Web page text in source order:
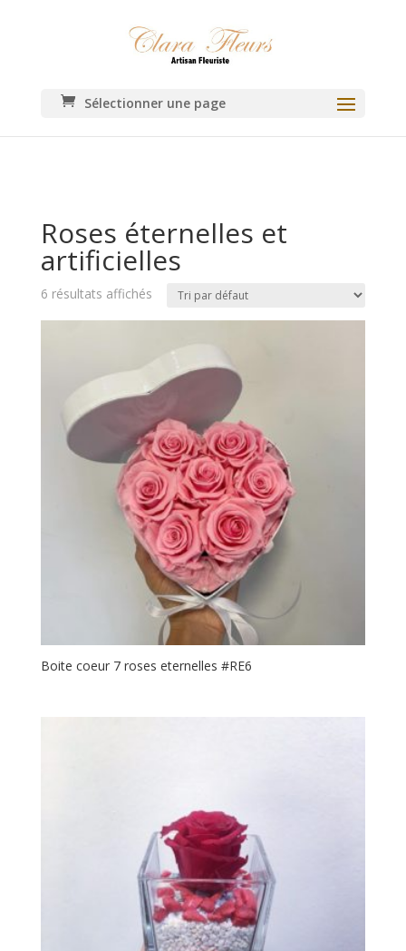
Sélectionner une page
Roses éternelles et
artificielles
6 résultats affichés
Boite coeur 7 roses eternelles #RE6